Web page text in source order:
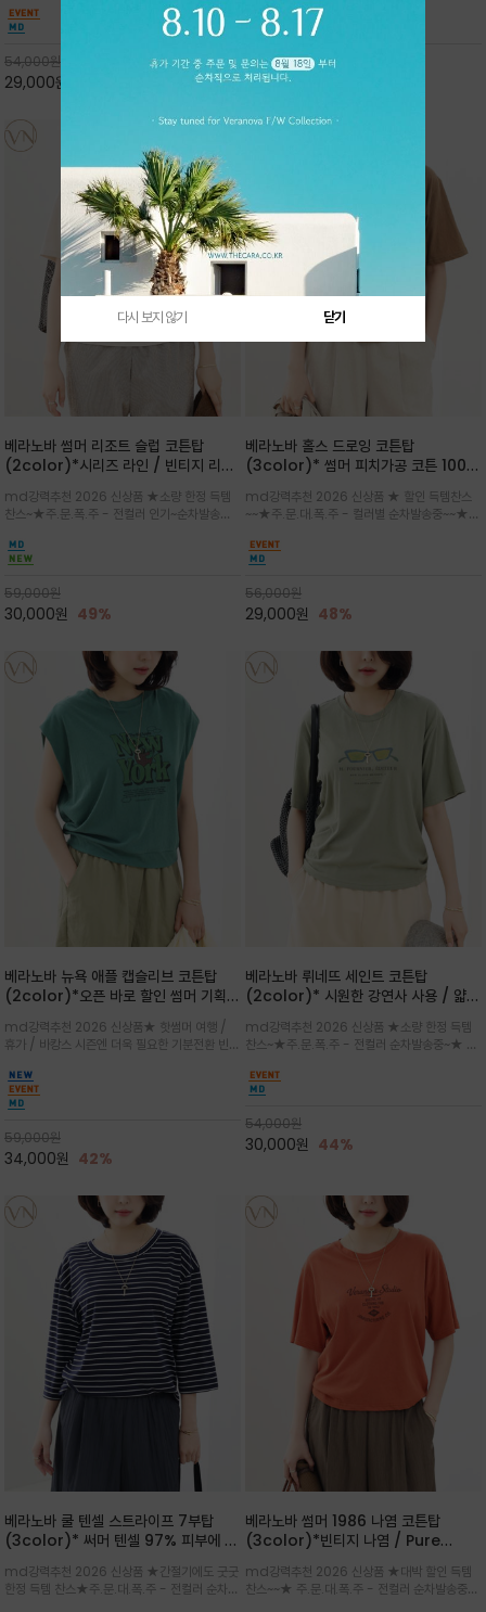
안함을 동시에 느낄수 있으며 차분하고 필요한
컬러웨이로 단독 또는 린넨 자켓/ 여름점퍼 안에
코디하기 만능템 입니다^^
54,000원
29,000원
핏 강연티셔츠
한 착용감을 선사하며, 자연스럽게 떨어지는 실루
엣이 편안하며 ★도회적인 무드로 루즈하게 단독
65,000원
30,000
베라노바 썸머 리조트 슬럽 코튼탑
(2color)*시리즈 라인 / 빈티지 리조
는 가벼운 코튼 터치의 반팔 티셔츠입니
다
md강력추천 2026 신상품 ★소량 한정 득템
찬스~★주.문.폭.주 - 전컬러 인기~순차발송중
아(Sepia)나 파스텔 톤의 해변 풍경으로 세련
된 뮤트톤 컬러 팔레트로 빈티지한 무드의 선샤
인 프린트가 더해져 담백하면서도 감각
59,000원
30,000원 49%
베라노바 홀스 드로잉 코튼탑
(3color)* 썸머 피치가공 코튼 100프
의 미를 살려 말의 윤곽선만 스케치하여
감성을 담은 아이템
md강력추천 2026 신상품 ★ 할인 득템찬스
~~★주.문.대.폭.주 - 컬러별 순차발송중~~★프
말(Horse) 드로잉 티셔츠는 여유로운 실루엣과
감각적인 아트워크로 고급스러운 여름 스타일링
을 완성할 수 있습니다
56,000원
29,000원 48%
베라노바 뉴욕 애플 캡슬리브 코튼탑
(2color)*오픈 바로 할인 썸머 기획
★ 한정수량 제작 ★ 강연 코튼으로 빈
티지 프린트로 여름 하의와 모두 잘어울
리는 그래픽
md강력추천 2026 신상품★ 핫썸머 여행 /
휴가 / 바캉스 시즌엔 더욱 필요한 기분전환 빈티
부에 산뜻하게 닿는 프리미엄 /답답함 없는 라운
드 넥라인과 자연스럽게 어깨를 감싸는 캡슬리브
디자인이 팔 라인을 더욱 날씬
59,000원
34,000원 42%
베라노바 뤼네뜨 세인트 코튼탑
(2color)* 시원한 강연사 사용 / 얇고
피부에 잘 달라붙지 않아 통기성이 탁월
md강력추천 2026 신상품 ★소량 한정 득템
찬스~★주.문.폭.주 - 전컬러 순차발송중~★ 감
라인과 여유 있는 스탠다드 핏으로 부담 없이 착
용/과하지 않은 프린트 디테일이 룩에 세련된 위
트를 더해 데일리 룩에 포인트
54,000원
30,000원 44%
베라노바 쿨 텐셀 스트라이프 7부탑
(3color)* 써머 텐셀 97% 피부에 닿
소재
md강력추천 2026 신상품 ★간절기에도 굿굿
한정 득템 찬스★주.문.대.폭.주 - 전컬러 순차발
베라노바 썸머 1986 나염 코튼탑
(3color)*빈티지 나염 / Pure
어도 룩에 감도가 살아나는 베라노바 스
튜디오 티셔츠
md강력추천 2026 신상품 ★대박 할인 득템
찬스~~★ 주.문.대.폭.주 - 전컬러 순차발송중
다시 보지 않기 닫기